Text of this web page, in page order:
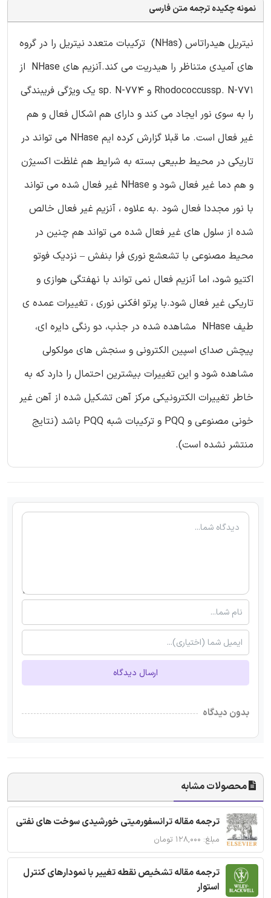
نمونه چکیده ترجمه متن فارسی
نیتریل هیدراتاس (NHas) ترکیبات متعدد نیتریل را در گروه
های آمیدی متناظر را هیدریت می کند.آنزیم های NHase از
Rhodococcussp. N-771 و sp. N-774 یک ویژگی فریبندگی
را به سوی نور ایجاد می کند و دارای هم اشکال فعال و هم
غیر فعال است. ما قبلا گزارش کرده ایم NHase می تواند در
تاریکی در محیط طبیعی بسته به شرایط هم غلظت اکسیژن
و هم دما غیر فعال شود و NHase غیر فعال شده می تواند
با نور مجددا فعال شود .به علاوه ، آنزیم غیر فعال خالص
شده از سلول های غیر فعال شده می تواند هم چنین در
محیط مصنوعی با تشعشع نوری فرا بنفش – نزدیک فوتو
اکتیو شود، اما آنزیم فعال نمی تواند با نهفتگی هوازی و
تاریکی غیر فعال شود.با پرتو افکنی نوری ، تغییرات عمده ی
طیف NHase مشاهده شده در جذب، دو رنگی دایره ای،
پیچش صدای اسپین الکترونی و سنجش های مولکولی
مشاهده شود و این تغییرات بیشترین احتمال را دارد که به
خاطر تغییرات الکترونیکی مرکز آهن تشکیل شده از آهن غیر
خونی مصنوعی و PQQ و ترکیبات شبه PQQ باشد (نتایج
منتشر نشده است).
ارسال دیدگاه
بدون دیدگاه
محصولات مشابه
ترجمه مقاله ترانسفورمیتی خورشیدی سوخت های نفتی
مبلغ: ۱۲۸,۰۰۰ تومان
ترجمه مقاله تشخیص نقطه تغییر با نمودارهای کنترل
استوار